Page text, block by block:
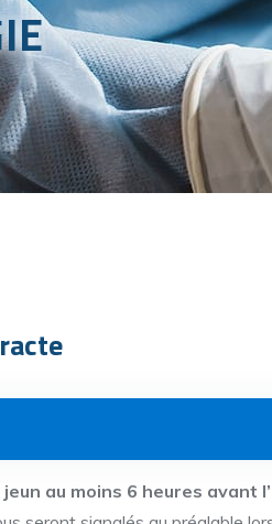
au moins 6 heures avant